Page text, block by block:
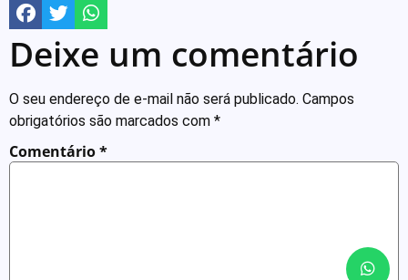
Deixe um comentário
O seu endereço de e-mail não será publicado. Campos
obrigatórios são marcados com *
Comentário*